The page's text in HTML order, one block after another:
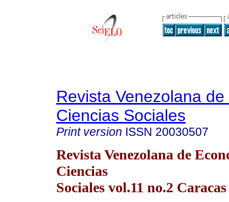
Revista Venezolana
Ciencias Sociales
Print version ISSN 20030507
Revista Venezolana de
Ciencias
Sociales vol.11 no.2